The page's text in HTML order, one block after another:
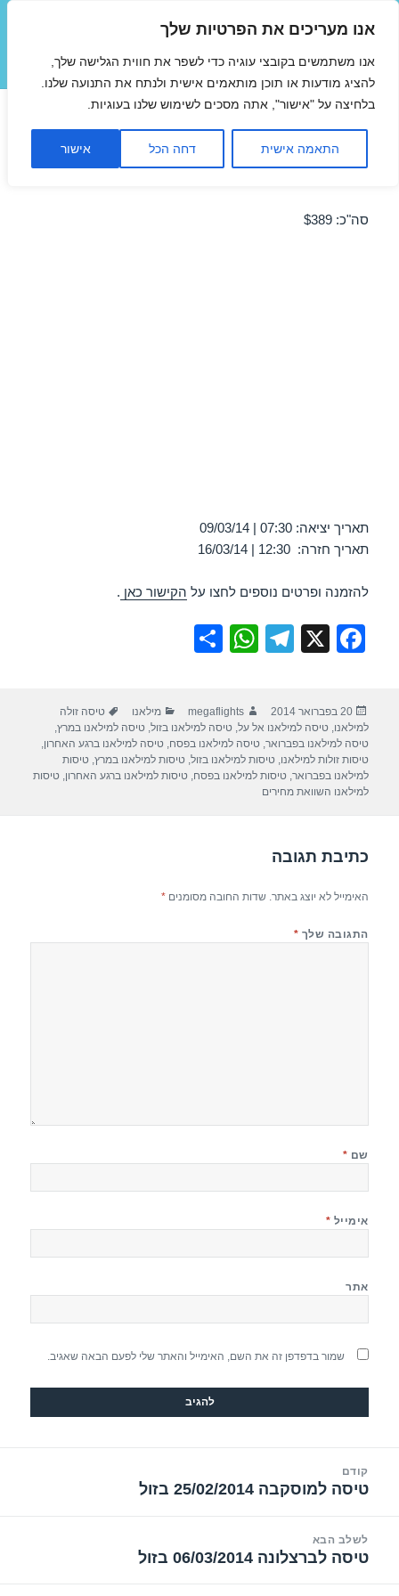
אנו מעריכים את הפרטיות שלך
אנו משתמשים בקובצי עוגיה כדי לשפר את חווית הגלישה שלך,
להציג מודעות או תוכן מותאמים אישית ולנתח את התנועה שלנו.
בלחיצה על "אישור", אתה מסכים לשימוש שלנו בעוגיות.
התאמה אישית דחה הכל אישור
תפריטים
ווידג'טים
טיסה למילאנו 09/03/2014 בזול
סה"כ: $389
תאריך יציאה: 07:30 | 09/03/14
תאריך חזרה: 12:30 | 16/03/14
להזמנה ופרטים נוספים לחצו על הקישור כאן .
F
e
b
o
X
T
gr
a
m
W
s
A
p
e
פורסם
בתאריך
20 בפברואר 2014 מחבר
megaflights קטגוריות
מילאנו תגיות
טיסה זולה
למילאנו,טיסה למילאנו אל על,טיסה למילאנו בזול,טיסה למילאנו במרץ,
טיסה למילאנו בפברואר,טיסה למילאנו בפסח,טיסה למילאנו ברגע האחרון,
טיסות זולות למילאנו,טיסות למילאנו בזול,טיסות למילאנו במרץ,טיסות
למילאנו בפברואר,טיסות למילאנו בפסח,טיסות למילאנו ברגע האחרון,טיסות
למילאנו השוואת מחירים
כתיבת תגובה
האימייל לא יוצג באתר. שדות החובה מסומנים*
התגובה שלך *
שם *
אימייל *
אתר
שמור בדפדפן זה את השם, האימייל והאתר שלי לפעם הבאה שאגיב.
קודם
הפוסט
טיסה למוסקבה 25/02/2014 בזול
לשלב הבא
הפוסט
טיסה לברצלונה 06/03/2014 בזול